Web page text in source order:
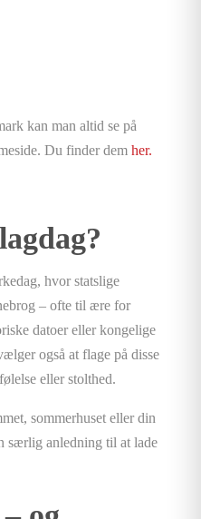
kan man altid se på
Du finder dem her.
hvor statslige
– ofte til ære for
datoer eller kongelige
også at flage på disse
eller stolthed.
sommerhuset eller din
særlig anledning til at lade